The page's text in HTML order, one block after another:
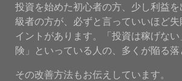
投資を始めた初心者の方、少し利益を
級者の方が、必ずと言っていいほど
イントがあります。「投資は稼げな
険」といっている人の、多くが陥る落
その改善方法もお伝えしています。